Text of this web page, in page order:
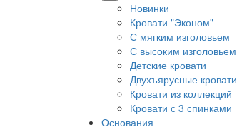
Новинки
Кровати "Эконом"
С мягким изголовьем
С высоким изголовьем
Детские кровати
Двухъярусные кровати
Кровати из коллекций
Кровати с 3 спинками
Основания